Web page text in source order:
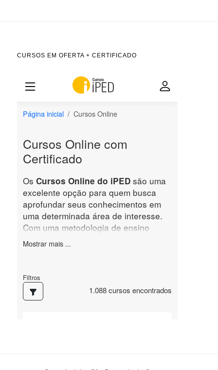
CURSOS EM OFERTA + CERTIFICADO